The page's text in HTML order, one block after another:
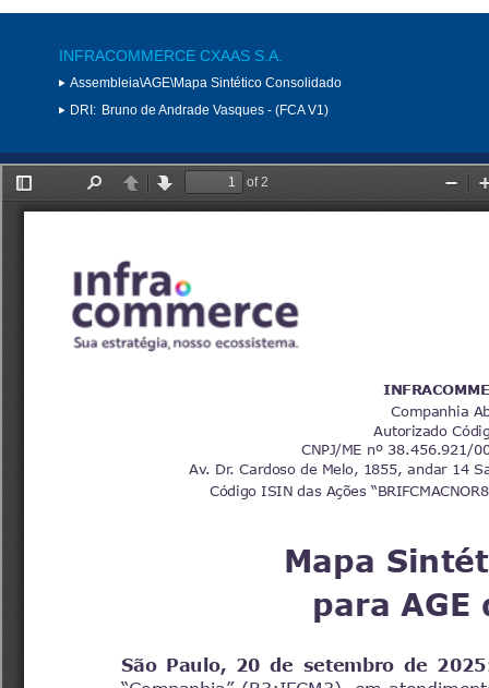
INFRACOMMERCE CXAAS S.A.
Assembleia\AGE\Mapa Sintético Consolidado
DRI: Bruno de Andrade Vasques - (FCA V1)